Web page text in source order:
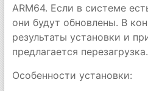
ARM64. Если в системе
они будут обновлены. В
результаты установки и
предлагается перезагрузка.
Особенности установки: